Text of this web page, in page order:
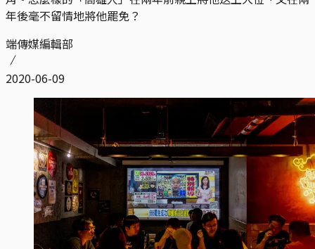
年後毫不留情地將他罷免？
端傳媒編輯部
2020-06-09